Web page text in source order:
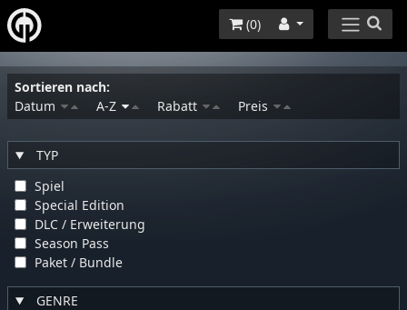
(0)
Sortieren nach:
Datum
A-Z Rabatt Preis
TYP
Spiel
Special Edition
DLC / Erweiterung
Season Pass
Paket / Bundle
GENRE